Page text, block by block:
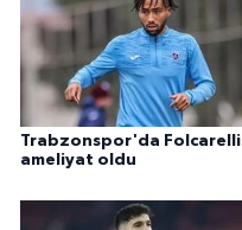
Trabzonspor'da Folcarelli
ameliyat oldu